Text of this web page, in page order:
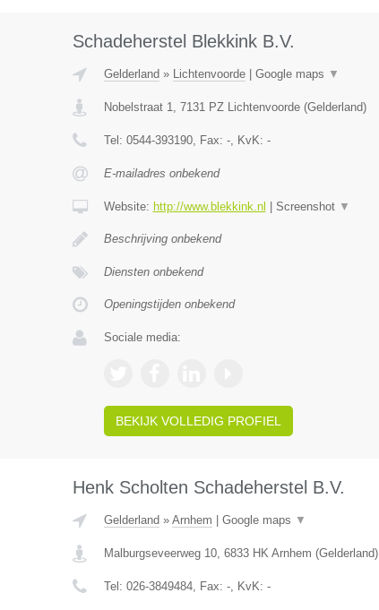
Schadeherstel Blekkink B.V.
Gelderland » Lichtenvoorde| Google maps ▼
Nobelstraat 1, 7131 PZ Lichtenvoorde(Gelderland)
Tel: 0544-393190, Fax: -, KvK: -
E-mailadres onbekend
Website: http://www.blekkink.nl Screenshot ▼
Beschrijving onbekend
Diensten onbekend
Openingstijden onbekend
Sociale media:
BEKIJK VOLLEDIG PROFIEL
Henk Scholten Schadeherstel B.V.
Gelderland » Arnhem Google maps ▼
Malburgseveerweg 10, 6833 HK Arnhem (Gelderland)
Tel: 026-3849484, Fax: -, KvK: -